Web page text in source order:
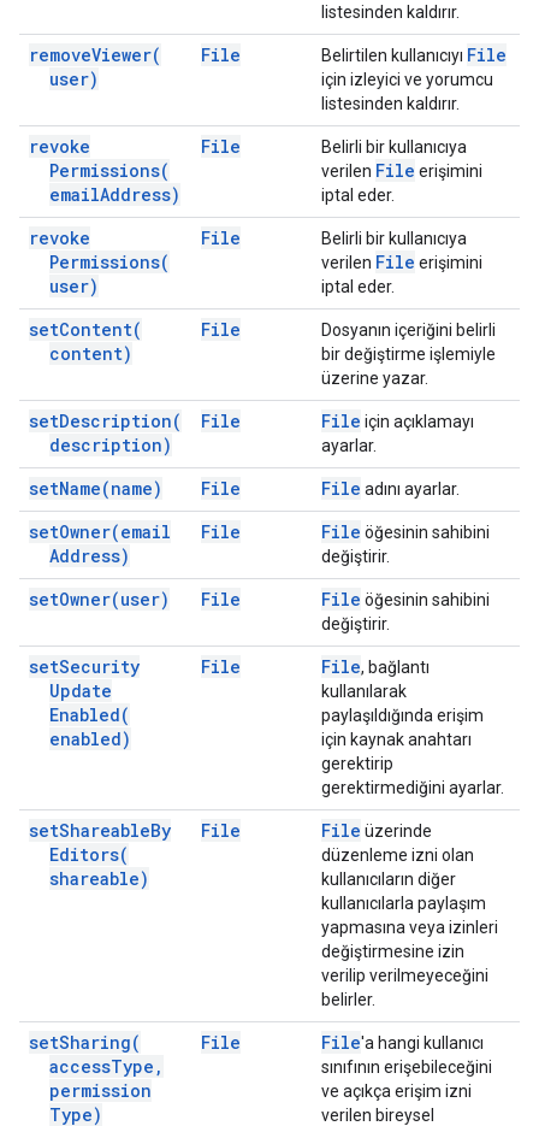
listesinden kaldırır.
removeViewer(
user)
File Belirtilen kullanıcıyı File
için izleyici ve yorumcu
listesinden kaldırır.
revoke
Permissions(
emailAddress)
File
Belirli bir kullanıcıya
verilen File erişimini
iptal eder.
revoke
Permissions(
user)
File
Belirli bir kullanıcıya
verilen File erişimini
iptal eder.
setContent(
content)
File
Dosyanın içeriğini belirli
bir değiştirme işlemiyle
üzerine yazar.
setDescription(
description)
File File için açıklamayı
ayarlar.
setName(name) File File adını ayarlar.
setOwner(email
Address)
File File öğesinin sahibini
değiştirir.
setOwner(user) File File öğesinin sahibini
değiştirir.
setSecurity
Update
Enabled(
enabled)
File File, bağlantı
kullanılarak
paylaşıldığında erişim
için kaynak anahtarı
gerektirip
gerektirmediğini ayarlar.
setShareableBy
Editors(
shareable)
File File üzerinde
düzenleme izni olan
kullanıcıların diğer
kullanıcılarla paylaşım
yapmasına veya izinleri
değiştirmesine izin
verilip verilmeyeceğini
belirler.
setSharing(
accessType ,
permission
Type)
File File'a hangi kullanıcı
sınıfının erişebileceğini
ve açıkça erişim izni
verilen bireysel